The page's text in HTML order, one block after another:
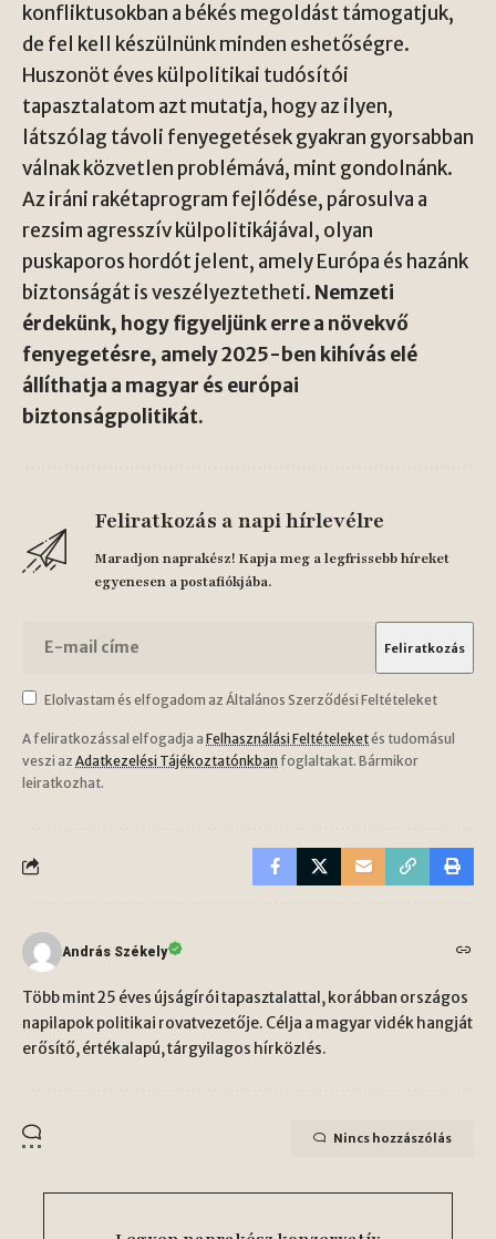
konfliktusokban a békés megoldást támogatjuk,
de fel kell készülnünk minden eshetőségre.
Huszonöt éves külpolitikai tudósítói
tapasztalatom azt mutatja, hogy az ilyen,
látszólag távoli fenyegetések gyakran gyorsabban
válnak közvetlen problémává, mint gondolnánk.
Az iráni rakétaprogram fejlődése, párosulva a
rezsim agresszív külpolitikájával, olyan
puskaporos hordót jelent, amely Európa és hazánk
biztonságát is veszélyeztetheti. Nemzeti
érdekünk, hogy figyeljünk erre a növekvő
fenyegetésre, amely 2025-ben kihívás elé
állíthatja a magyar és európai
biztonságpolitikát.
Feliratkozás a napi hírlevélre
Maradjon naprakész! Kapja meg a legfrissebb híreket
egyenesen a postafiókjába.
Elolvastam és elfogadom az Általános Szerződési Feltételeket
A feliratkozással elfogadja a Felhasználási Feltételeketés tudomásul
veszi az Adatkezelési Tájékoztatónkban foglaltakat. Bármikor
leiratkozhat.
András Székely
Több mint 25 éves újságírói tapasztalattal, korábban országos
napilapok politikai rovatvezetője. Célja a magyar vidék hangját
erősítő, értékalapú, tárgyilagos hírközlés.
Nincs hozzászólás